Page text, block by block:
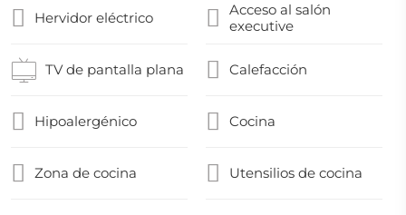
Hervidor eléctrico
Acceso al salón
executive
TV de pantalla plana Calefacción
Hipoalergénico Cocina
Zona de cocina Utensilios de cocina